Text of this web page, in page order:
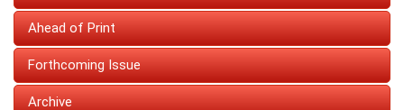
Ahead of Print
Forthcoming Issue
Archive